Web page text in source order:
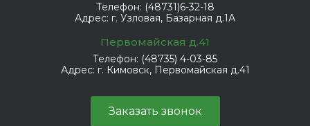
Телефон: (48731)6-32-18
Адрес: г. Узловая, Базарная д.1А
Первомайская д.41
Телефон: (48735) 4-03-85
Адрес: г. Кимовск, Первомайская д.41
Заказать звонок